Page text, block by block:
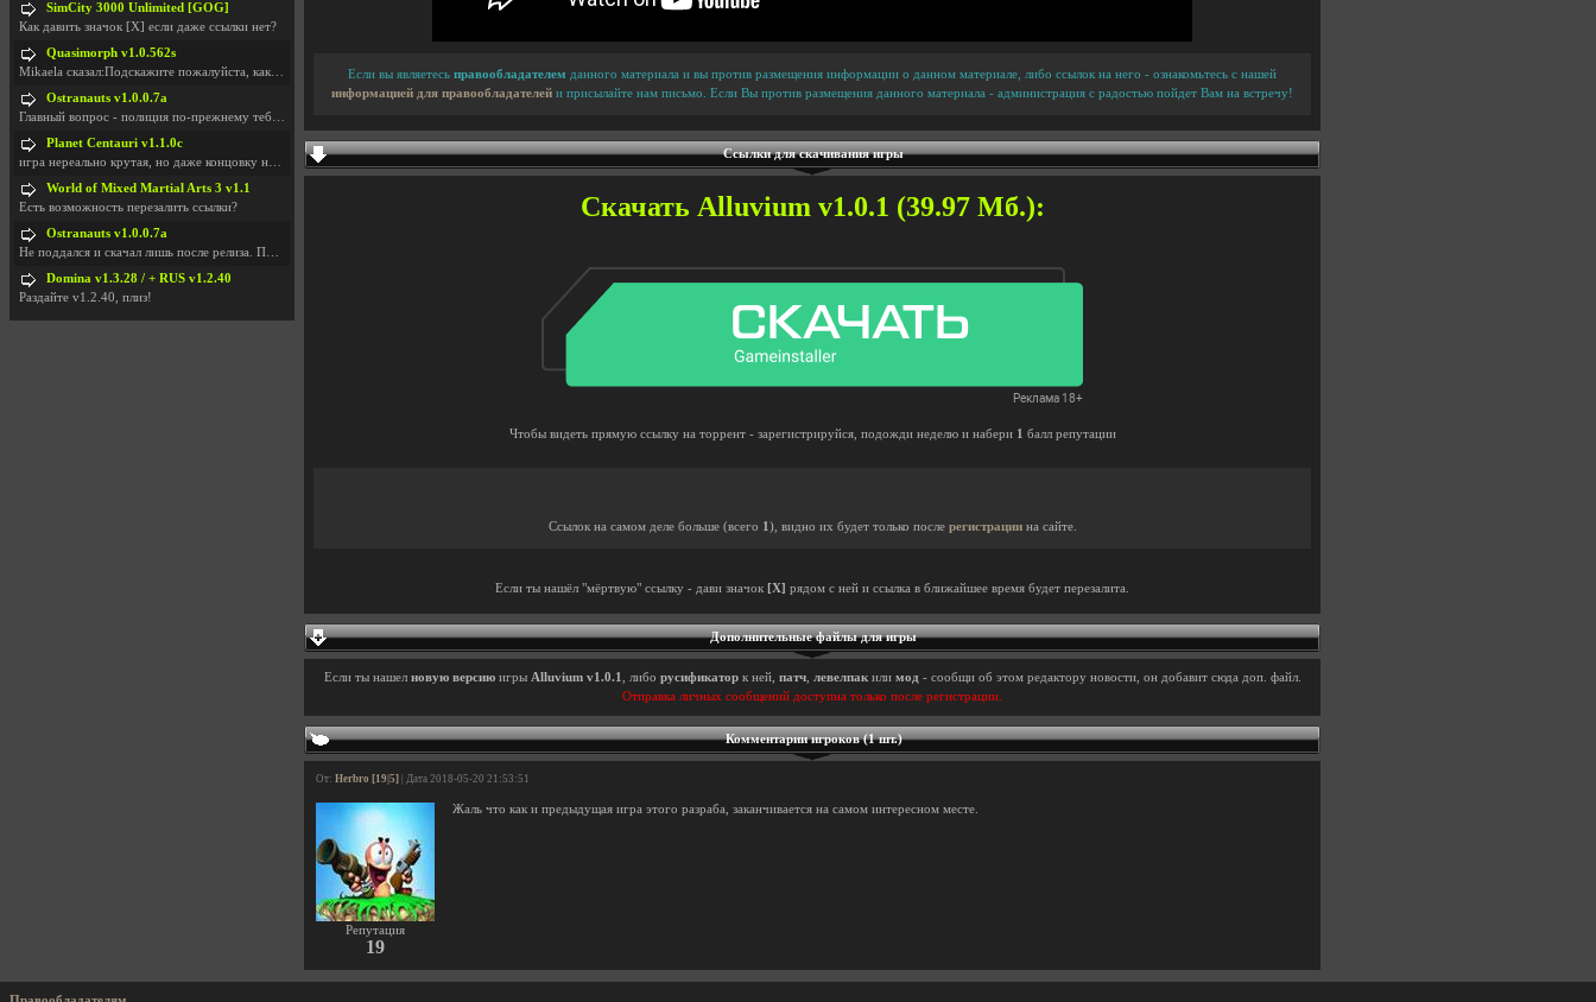
Если вы являетесь правообладателем данного материала и вы против размещения информации о данном материале, либо ссылок на него - ознакомьтесь с нашей
информацией для правообладателей и присылайте нам письмо. Если Вы против размещения данного материала - администрация с радостью пойдет Вам на встречу!
Ссылки для скачивания игры
Скачать Alluvium v1.0.1 (39.97 Мб.):
Чтобы видеть прямую ссылку на торрент - зарегистрируйся, подожди неделю и набери 1 балл репутации
Ссылок на самом деле больше (всего 1 ), видно их будет только после регистрациина сайте.
Если ты нашёл "мёртвую" ссылку - дави значок [X] рядом с ней и ссылка в ближайшее время будет перезалита.
Дополнительные файлы для игры
Если ты нашел новую версиюигры Alluvium v1.0.1 , либо русификаторк ней, патч, левелпакили мод - сообщи об этом редактору новости, он добавит сюда доп. файл.
Отправка личных сообщений доступна только после регистрации.
Комментарии игроков (1 шт.)
От: Herbro [19|5] | Дата 2018-05-20 21:53:51
Репутация
19
Жаль что как и предыдущая игра этого разраба, заканчивается на самом интересном месте.
SimCity 3000 Unlimited [GOG]
Как давить значок [X] если даже ссылки нет?
Quasimorph v1.0.562s
Mikaela сказал:Подскажите пожалуйста, как скачать
Ostranauts v1.0.0.7a
Главный вопрос - полиция по-прежнему тебя таранит
Planet Centauri v1.1.0c
игра нереально крутая, но даже концовку не удосужи
World of Mixed Martial Arts 3 v1.1
Есть возможность перезалить ссылки?
Ostranauts v1.0.0.7a
Не поддался и скачал лишь после релиза. Посмотрим,
Domina v1.3.28 / + RUS v1.2.40
Раздайте v1.2.40, плиз!